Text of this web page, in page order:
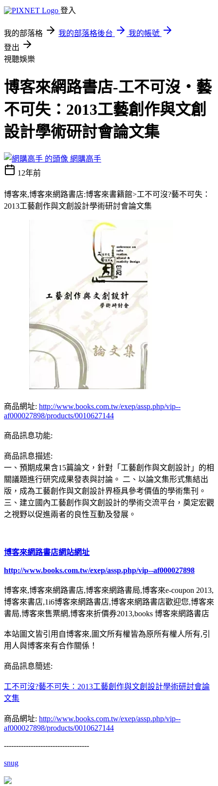
登入
我的部落格 我的部落格後台
我的帳號
登出
視聽娛樂
博客來網路書店-工不可沒‧藝
不可失：2013工藝創作與文創
設計學術研討會論文集
網購高手
12年前
博客來,博客來網路書店:博客來書籍館>工不可沒?藝不可失：
2013工藝創作與文創設計學術研討會論文集
商品網址: http://www.books.com.tw/exep/assp.php/vip--
af000027898/products/0010627144
商品訊息功能:
商品訊息描述:
一、預期成果含15篇論文，針對「工藝創作與文創設計」的相
關議題進行研究成果發表與討論。 二、以論文集形式集結出
版，成為工藝創作與文創設計界極具參考價值的學術集刊。
三、建立國內工藝創作與文創設計的學術交流平台，奠定宏觀
之視野以促進兩者的良性互動及發展。
博客來網路書店網站網址
http://www.books.com.tw/exep/assp.php/vip--af000027898
博客來,博客來網路書店,博客來網路書局,博客來e-coupon 2013,
博客來書店,1i6博客來網路書店,博客來網路書店歡迎您,博客來
書局,博客來售票網,博客來折價券2013,books 博客來網路書店
本站圖文皆引用自博客來,圖文所有權皆為原所有權人所有,引
用人與博客來有合作關係！
商品訊息簡述:
工不可沒?藝不可失：2013工藝創作與文創設計學術研討會論
文集
商品網址: http://www.books.com.tw/exep/assp.php/vip--
af000027898/products/0010627144
-----------------------------------
snug